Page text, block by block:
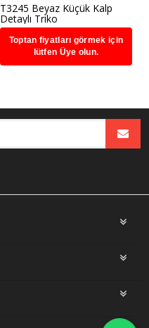
T3245 Beyaz Küçük Kalp
Detaylı Triko
Toptan fiyatları görmek için
lütfen Üye olun.